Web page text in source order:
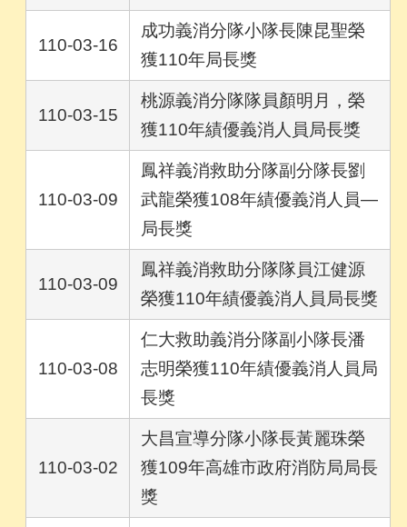
110-03-16
成功義消分隊小隊長陳昆聖榮
獲110年局長獎
110-03-15
桃源義消分隊隊員顏明月，榮
獲110年績優義消人員局長獎
110-03-09
鳳祥義消救助分隊副分隊長劉
武龍榮獲108年績優義消人員—
局長獎
110-03-09
鳳祥義消救助分隊隊員江健源
榮獲110年績優義消人員局長獎
110-03-08
仁大救助義消分隊副小隊長潘
志明榮獲110年績優義消人員局
長獎
110-03-02
大昌宣導分隊小隊長黃麗珠榮
獲109年高雄市政府消防局局長
獎